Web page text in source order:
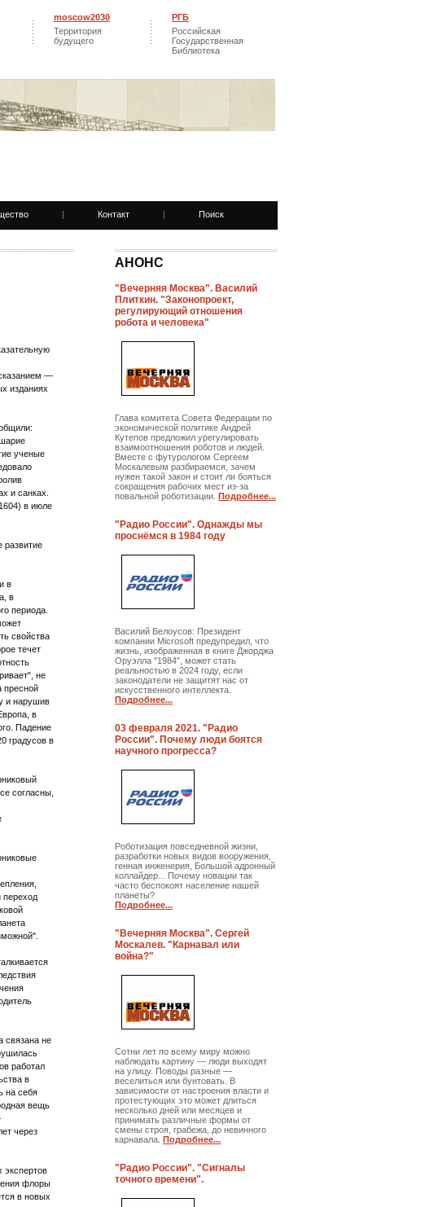
moscow2030
Территория
будущего
РГБ
Российская
Государственная
Библиотека
| Контакт | Поиск
—
изданиях
ученые
и санках.
в июле
развитие
в
в
периода.
свойства
течет
не
пресной
и нарушив
в
Падение
градусов в
согласны,
переход
связана не
работал
в
на себя
вещь
через
экспертов
флоры
в новых
АНОНС
"Вечерняя Москва". Василий
Плиткин. "Законопроект,
регулирующий отношения
робота и человека"
Глава комитета Совета Федерации по
экономической политике Андрей
Кутепов предложил урегулировать
взаимоотношения роботов и людей.
Вместе с футурологом Сергеем
Москалевым разбираемся, зачем
нужен такой закон и стоит ли бояться
сокращения рабочих мест из-за
повальной роботизации.Подробнее...
"Радио России". Однажды мы
проснёмся в 1984 году
Василий Белоусов: Президент
компании Microsoft предупредил, что
жизнь, изображенная в книге Джорджа
Оруэлла "1984", может стать
реальностью в 2024 году, если
законодатели не защитят нас от
искусственного интеллекта.
Подробнее...
03 февраля 2021. "Радио
России". Почему люди боятся
научного прогресса?
Роботизация повседневной жизни,
разработки новых видов вооружения,
генная инженерия, Большой адронный
коллайдер... Почему новации так
часто беспокоят население нашей
планеты?
Подробнее...
"Вечерняя Москва". Сергей
Москалев. "Карнавал или
война?"
Сотни лет по всему миру можно
наблюдать картину — люди выходят
на улицу. Поводы разные —
веселиться или бунтовать. В
зависимости от настроения власти и
протестующих это может длиться
несколько дней или месяцев и
принимать различные формы от
смены строя, грабежа, до невинного
карнавала.Подробнее...
"Радио России". "Сигналы
точного времени".